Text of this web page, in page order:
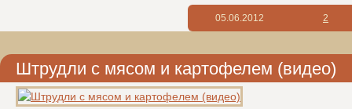
05.06.2012 2
Штрудли с мясом и картофелем (видео)